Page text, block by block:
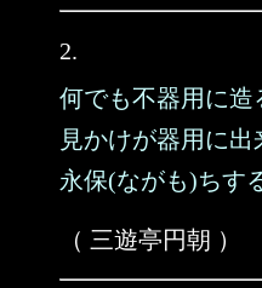
2.
何でも不器用に造
見かけが器用に出
永保(ながも)ちす
（ 三遊亭円朝 ）